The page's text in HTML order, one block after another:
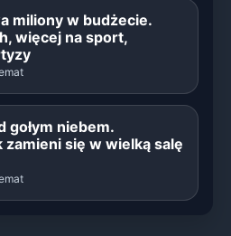
miliony w budżecie.
więcej na sport,
gołym niebem.
zamieni się w wielką salę